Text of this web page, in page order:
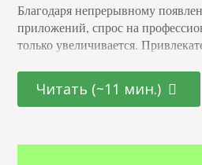
Благодаря непрерывному
приложений, спрос на
только увеличивается.
специалистов, так и для тех, кто
переосмысления карьерного пути
интерфейсов для сайтов и
Читать (~11 мин.)